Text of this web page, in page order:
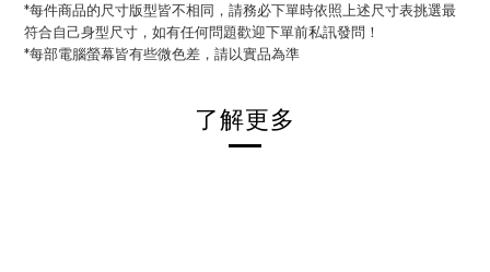
*每件商品的尺寸版型皆不相同，請務必下單時依照上述尺寸表挑選最
符合自己身型尺寸，如有任何問題歡迎下單前私訊發問！
*每部電腦螢幕皆有些微色差，請以實品為準
了解更多